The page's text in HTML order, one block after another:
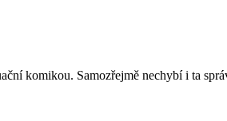
komikou. Samozřejmě nechybí i ta